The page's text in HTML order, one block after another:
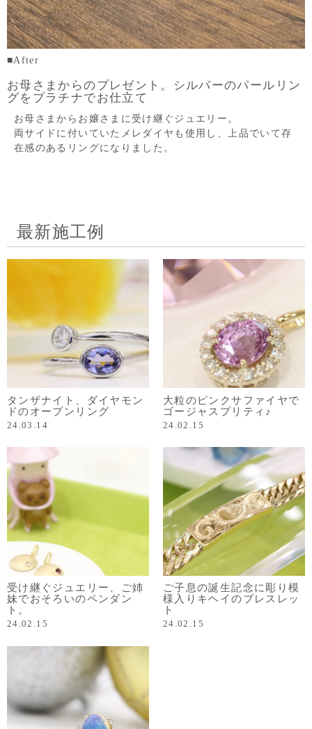
■After
お母さまからのプレゼント。シルバーのパールリン
グをプラチナでお仕立て
お母さまからお嬢さまに受け継ぐジュエリー。
両サイドに付いていたメレダイヤも使用し、上品でいて存
在感のあるリングになりました。
最新施工例
タンザナイト、ダイヤモン
ドのオープンリング
24.03.14
大粒のピンクサファイヤで
ゴージャスプリティ♪
24.02.15
受け継ぐジュエリー、ご姉
妹でおそろいのペンダン
ト。
24.02.15
ご子息の誕生記念に彫り模
様入りキヘイのブレスレッ
ト
24.02.15